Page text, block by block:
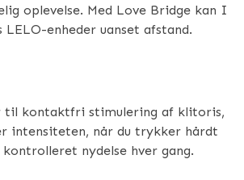
oplevelse. Med Love Bridge kan I
enheder uanset afstand.
til kontaktfri stimulering af klitoris,
intensiteten, når du trykker hårdt
nydelse hver gang.